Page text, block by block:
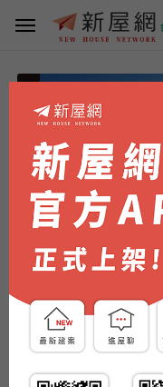
請選擇區域